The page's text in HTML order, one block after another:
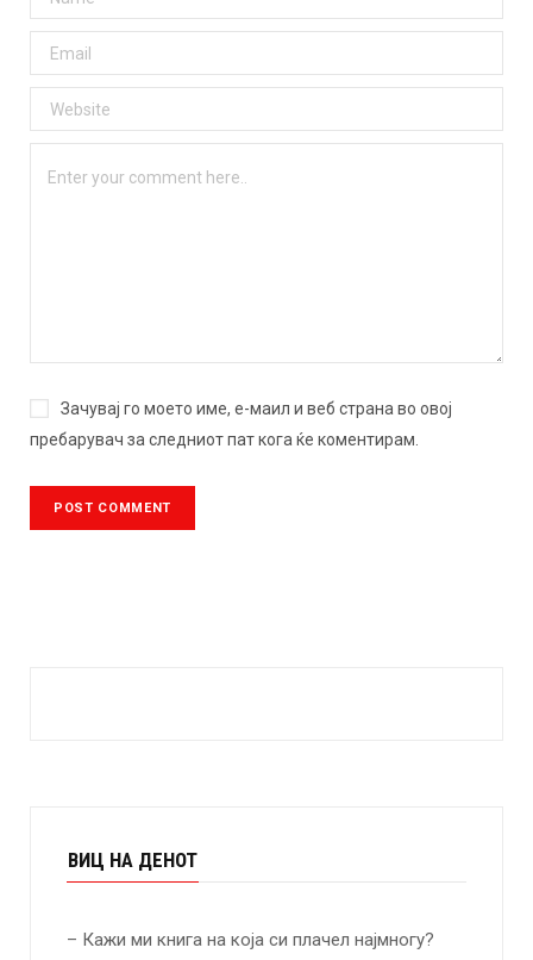
Зачувај го моето име, е-маил и веб страна во овој
пребарувач за следниот пат кога ќе коментирам.
ВИЦ НА ДЕНОТ
– Кажи ми книга на која си плачел најмногу?